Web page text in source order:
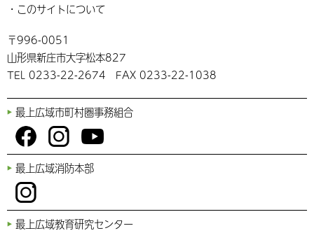
このサイトについて
〒996-0051
山形県新庄市大字松本827
TEL 0233-22-2674 FAX 0233-22-1038
最上広域市町村圏事務組合
Fac
ebo
ok
Inst
agr
You
Tub
最上広域消防本部
Inst
agr
最上広域教育研究センター